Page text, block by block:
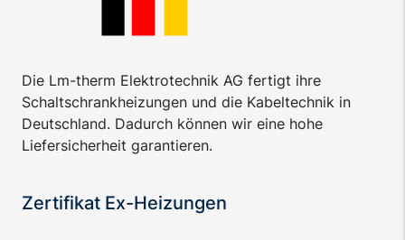
Die Lm-therm Elektrotechnik AG fertigt ihre
Schaltschrankheizungen und die Kabeltechnik in
Deutschland. Dadurch können wir eine hohe
Liefersicherheit garantieren.
Zertifikat Ex-Heizungen